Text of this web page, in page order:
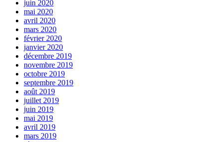
juin 2020
mai 2020
avril 2020
mars 2020
février 2020
janvier 2020
décembre 2019
novembre 2019
octobre 2019
septembre 2019
août 2019
juillet 2019
juin 2019
mai 2019
avril 2019
mars 2019